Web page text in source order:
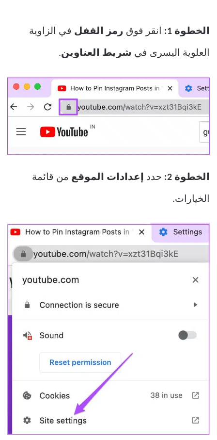
الخطوة 1: انقر فوق رمز القفل في الزاوية
العلوية اليسرى في شريط العناوين.
الخطوة 2: حدد إعدادات الموقع من قائمة
الخيارات.